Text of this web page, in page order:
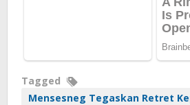
Tagged
Mensesneg Tegaskan Retret